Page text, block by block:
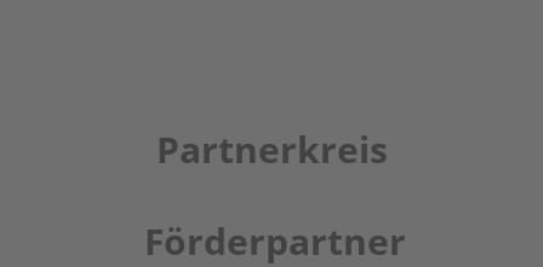
Partnerkreis
Förderpartner